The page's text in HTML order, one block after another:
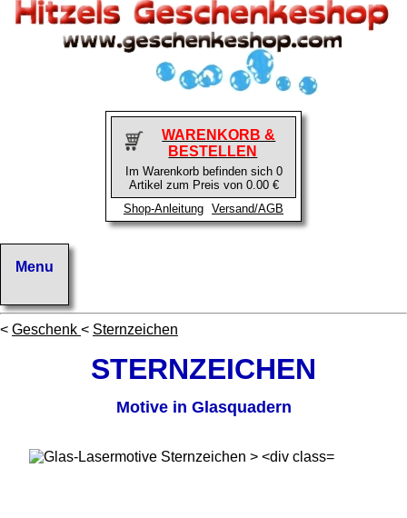
WARENKORB &
BESTELLEN
Im Warenkorb befinden sich 0
Artikel zum Preis von 0.00 €
Shop-Anleitung
Versand/AGB
< Geschenk < Sternzeichen
STERNZEICHEN
Motive in Glasquadern